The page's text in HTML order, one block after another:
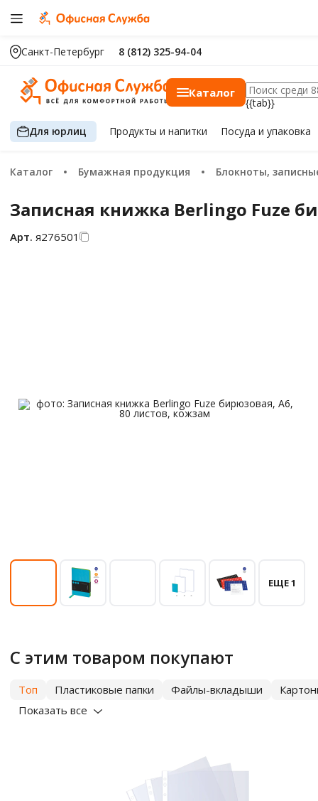
Санкт-Петербург 8 (812) 325-94-04
Каталог
{{tab}}
Для юрлиц Продуктыи напитки Посуда и упаковка
Каталог Бумажная продукция Блокноты, записные книжки и
Записная книжка Berlingo Fuze
Арт. я276501
ЕЩЕ 1
С этим товаром покупают
Топ Пластиковые папки Файлы-вкладыши
Показать все